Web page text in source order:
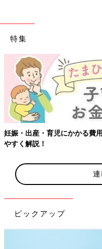
特集
妊娠・出産・育児にかかる費
やすく解説！
ピックアップ